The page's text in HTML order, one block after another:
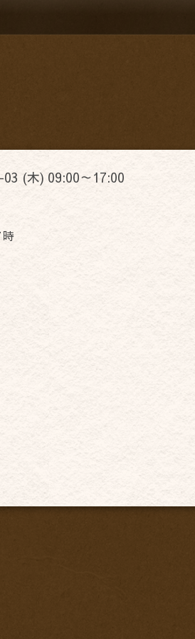
(木) 09:00～17:00